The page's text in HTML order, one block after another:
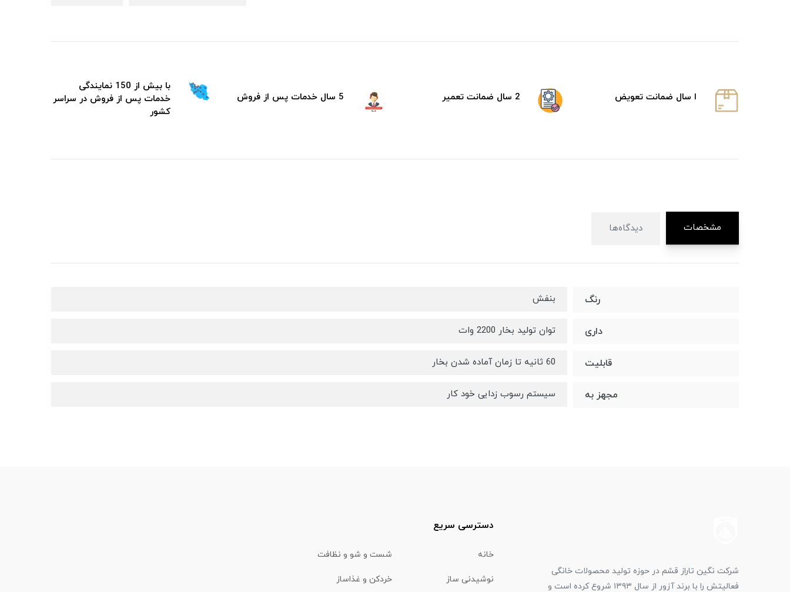
ا سال ضمانت تعویض 2 سال ضمانت تعمیر 5 سال خدمات پس از فروش
با بیش از 150 نمایندگی
خدمات پس از فروش در سراسر
کشور
مشخصات دیدگاه‌ها
رنگ بنفش
داری توان تولید بخار 2200 وات
قابلیت 60 ثانیه تا زمان آماده شدن بخار
مجهز به سیستم رسوب زدایی خود کار
شرکت نگین تاراز قشم در حوزه تولید محصولات خانگی
فعالیتش را با برند آزور از سال ۱۳۹۳ شروع کرده است و
دسترسی سریع
خانه شست و شو و نظافت
نوشیدنی ساز خردکن و غذاساز